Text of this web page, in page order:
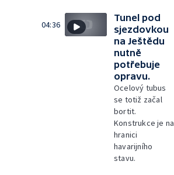
04:36
Tunel pod
sjezdovkou
na Ještědu
nutně
potřebuje
opravu.
Ocelový tubus
se totiž začal
bortit.
Konstrukce je na
hranici
havarijního
stavu.